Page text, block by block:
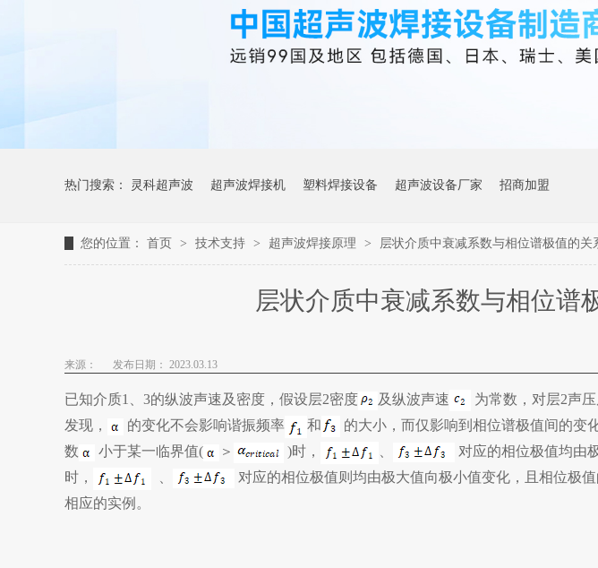
热门搜索： 灵科超声波 超声波焊接机 塑料焊接设备 超声波设备厂家 招商加盟
您的位置： 首页 > 技术支持 > 超声波焊接原理 > 层状介质中衰减系数与相位谱极值的关
层状介质中衰减系数与相位谱
来源： 发布日期： 2023.03.13
已知介质1、3的纵波声速及密度，假设层2密度 及纵波声速 为常数，对层2声
发现，
的变化不会影响谐振频率 和
的大小，而仅影响到相位谱极值间的变
数
小于某一临界值( ＞ )时， 对应的相位极值均由
时，
对应的相位极值则均由极大值向极小值变化，且相位极
相应的实例。